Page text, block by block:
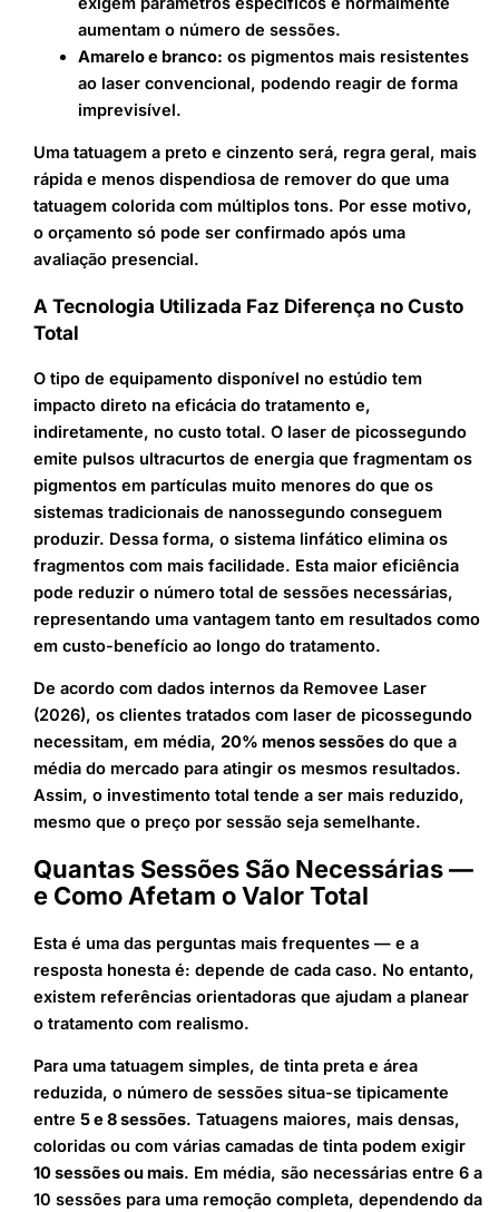
aumentam o número de sessões.
Amarelo e branco: os pigmentos mais resistentes
ao laser convencional, podendo reagir de forma
imprevisível.
Uma tatuagem a preto e cinzento será, regra geral, mais
rápida e menos dispendiosa de remover do que uma
tatuagem colorida com múltiplos tons. Por esse motivo,
o orçamento só pode ser confirmado após uma
avaliação presencial.
A Tecnologia Utilizada Faz Diferença no Custo
Total
O tipo de equipamento disponível no estúdio tem
impacto direto na eficácia do tratamento e,
indiretamente, no custo total. O laser de picossegundo
emite pulsos ultracurtos de energia que fragmentam os
pigmentos em partículas muito menores do que os
sistemas tradicionais de nanossegundo conseguem
produzir. Dessa forma, o sistema linfático elimina os
fragmentos com mais facilidade. Esta maior eficiência
pode reduzir o número total de sessões necessárias,
representando uma vantagem tanto em resultados como
em custo-benefício ao longo do tratamento.
De acordo com dados internos da Removee Laser
(2026), os clientes tratados com laser de picossegundo
necessitam, em média,20% menos sessões do que a
média do mercado para atingir os mesmos resultados.
Assim, o investimento total tende a ser mais reduzido,
mesmo que o preço por sessão seja semelhante.
Quantas Sessões São Necessárias —
e Como Afetam o Valor Total
Esta é uma das perguntas mais frequentes — e a
resposta honesta é: depende de cada caso. No entanto,
existem referências orientadoras que ajudam a planear
o tratamento com realismo.
Para uma tatuagem simples, de tinta preta e área
reduzida, o número de sessões situa-se tipicamente
entre5 e 8 sessões. Tatuagens maiores, mais densas,
coloridas ou com várias camadas de tinta podem exigir
10 sessões ou mais. Em média, são necessárias entre 6 a
10 sessões para uma remoção completa, dependendo da